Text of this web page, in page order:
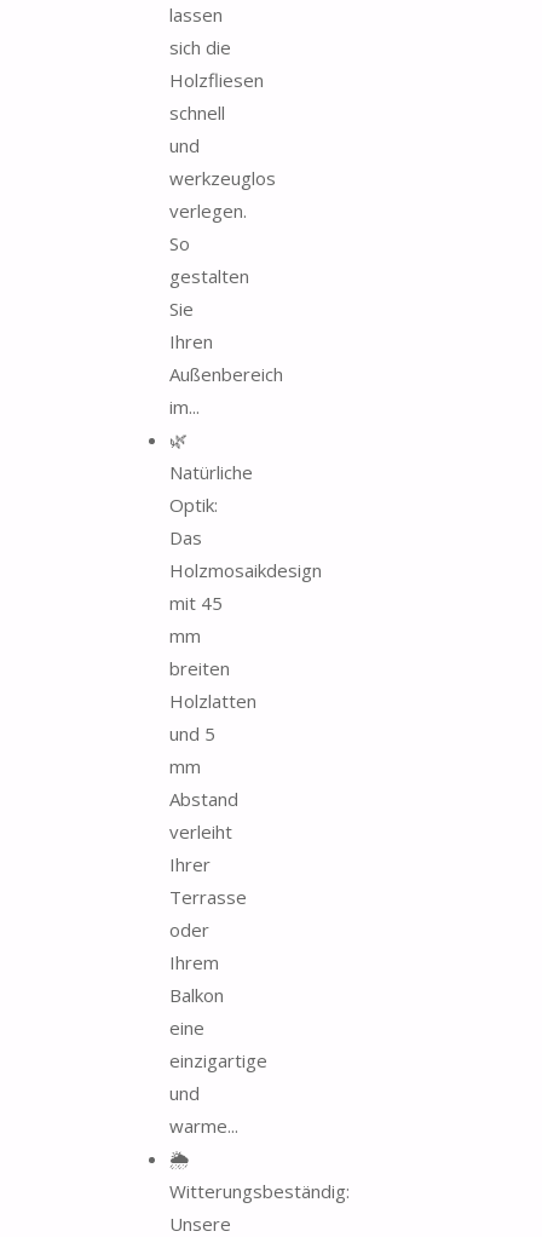
lassen
sich die
Holzfliesen
schnell
und
werkzeuglos
verlegen.
So
gestalten
Sie
Ihren
Außenbereich
im...
🌿
Natürliche
Optik:
Das
Holzmosaikdesign
mit 45
mm
breiten
Holzlatten
und 5
mm
Abstand
verleiht
Ihrer
Terrasse
oder
Ihrem
Balkon
eine
einzigartige
und
warme...
🌦️
Witterungsbeständig:
Unsere